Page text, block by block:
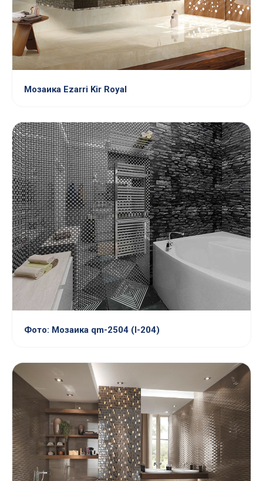
Мозаика Ezarri Kir Royal
Фото: Мозаика qm-2504 (l-204)